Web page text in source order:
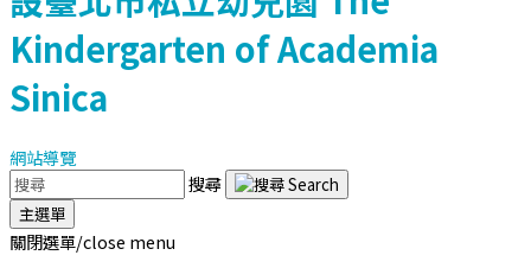
Kindergarten of Academia
Sinica
網站導覽
搜尋
主選單
關閉選單/close menu